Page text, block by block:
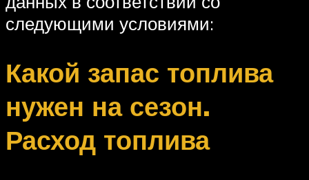
следующими условиями:
Какой запас топлива
нужен на сезон.
Расход топлива